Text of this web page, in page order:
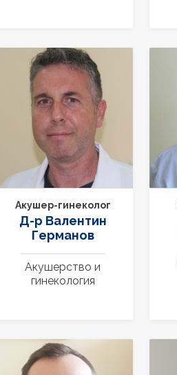
Акушер-гинеколог
Д-р Валентин
Германов
Акушерство и
гинекология